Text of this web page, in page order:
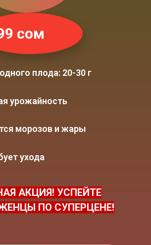
сом
АКЦИЯ! УСПЕЙТЕ
ПО СУПЕРЦЕНЕ!
ухода
морозов и жары
урожайность
плода: 20-30 г